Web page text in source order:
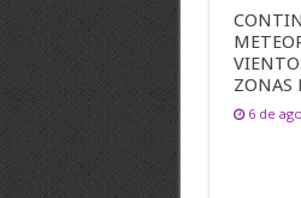
ZONAS
6 de